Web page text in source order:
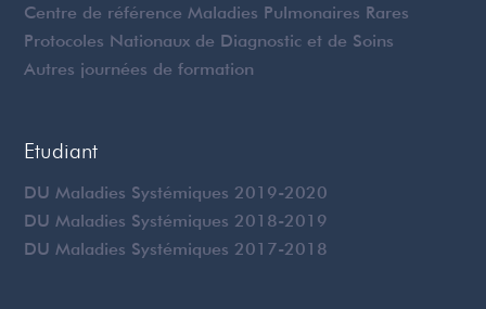
Centre de référence Maladies Pulmonaires Rares
Protocoles Nationaux de Diagnostic et de Soins
Autres journées de formation
Etudiant
DU Maladies Systémiques 2019-2020
DU Maladies Systémiques 2018-2019
DU Maladies Systémiques 2017-2018